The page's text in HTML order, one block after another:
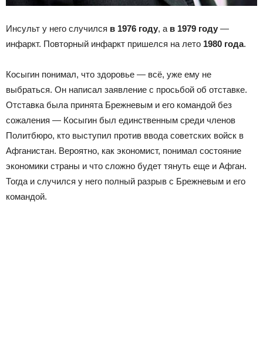
Инсульт у него случился в 1976 году, а в 1979 году —
инфаркт. Повторный инфаркт пришелся на лето 1980 года.
Косыгин понимал, что здоровье — всё, уже ему не
выбраться. Он написал заявление с просьбой об отставке.
Отставка была принята Брежневым и его командой без
сожаления — Косыгин был единственным среди членов
Политбюро, кто выступил против ввода советских войск в
Афганистан. Вероятно, как экономист, понимал состояние
экономики страны и что сложно будет тянуть еще и Афган.
Тогда и случился у него полный разрыв с Брежневым и его
командой.